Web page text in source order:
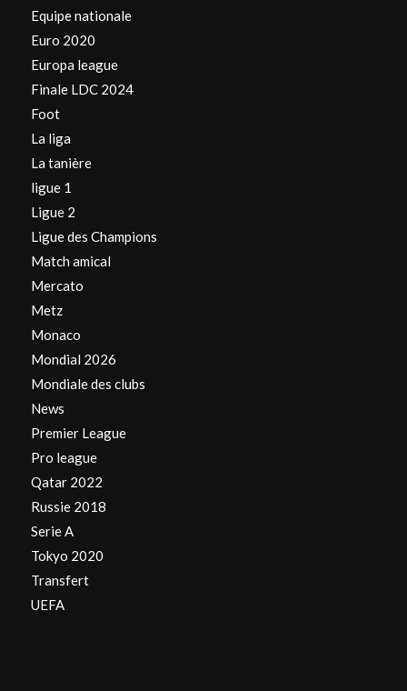
Equipe nationale
Euro 2020
Europa league
Finale LDC 2024
Foot
La liga
La tanière
ligue 1
Ligue 2
Ligue des Champions
Match amical
Mercato
Metz
Monaco
Mondial 2026
Mondiale des clubs
News
Premier League
Pro league
Qatar 2022
Russie 2018
Serie A
Tokyo 2020
Transfert
UEFA